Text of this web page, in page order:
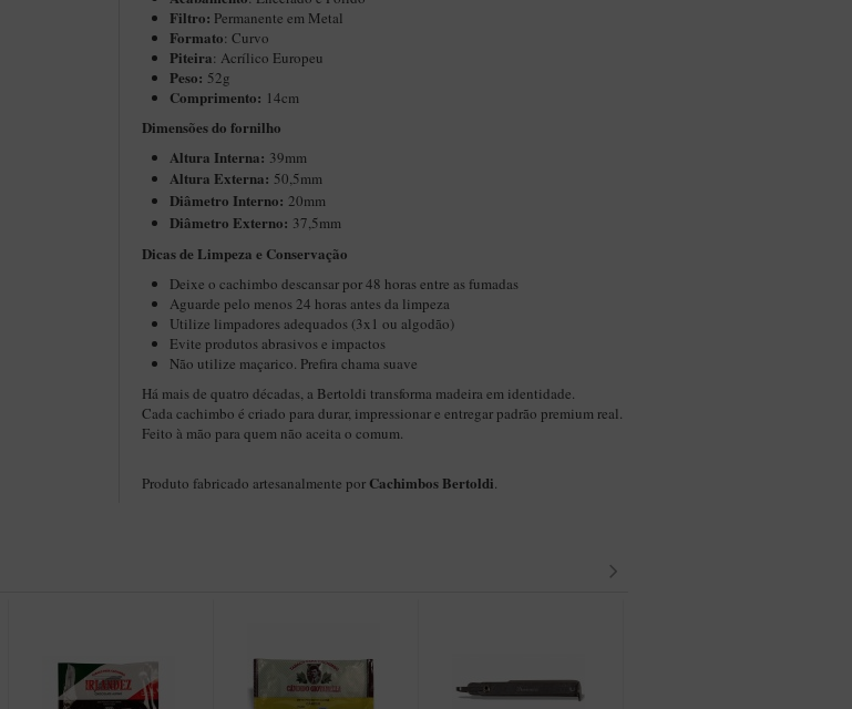
Filtro: Permanente em Metal
Formato: Curvo
Piteira: Acrílico Europeu
Peso: 52g
Comprimento: 14cm
Dimensões do fornilho
Altura Interna: 39mm
Altura Externa: 50,5mm
Diâmetro Interno: 20mm
Diâmetro Externo: 37,5mm
​​Dicas de Limpeza e Conservação
Deixe o cachimbo descansar por 48 horas entre as fumadas
Aguarde pelo menos 24 horas antes da limpeza
Utilize limpadores adequados (3x1 ou algodão)
Evite produtos abrasivos e impactos
Não utilize maçarico. Prefira chama suave
Há mais de quatro décadas, a Bertoldi transforma madeira em identidade.
Cada cachimbo é criado para durar, impressionar e entregar padrão premium real.
Feito à mão para quem não aceita o comum.
Produto fabricado artesanalmente por Cachimbos Bertoldi.